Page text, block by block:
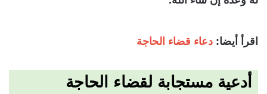
اقرأ أيضا: دعاء قضاء الحاجة
أدعية مستجابة لقضاء الحاجة